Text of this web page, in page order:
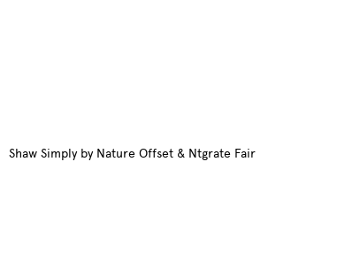
Shaw Simply by Nature Offset & Ntgrate Fair